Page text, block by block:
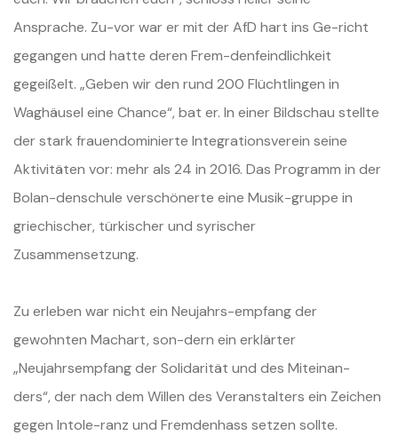
Ansprache. Zu-vor war er mit der AfD hart ins Ge-richt
gegangen und hatte deren Frem-denfeindlichkeit
gegeißelt. „Geben wir den rund 200 Flüchtlingen in
Waghäusel eine Chance“, bat er. In einer Bildschau stellte
der stark frauendominierte Integrationsverein seine
Aktivitäten vor: mehr als 24 in 2016. Das Programm in der
Bolan-denschule verschönerte eine Musik-gruppe in
griechischer, türkischer und syrischer
Zusammensetzung.
Zu erleben war nicht ein Neujahrs-empfang der
gewohnten Machart, son-dern ein erklärter
„Neujahrsempfang der Solidarität und des Miteinan-
ders“, der nach dem Willen des Veranstalters ein Zeichen
gegen Intole-ranz und Fremdenhass setzen sollte.